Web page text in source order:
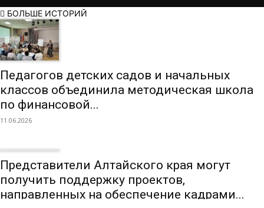
БОЛЬШЕ ИСТОРИЙ
Педагогов детских садов и начальных
классов объединила методическая школа
по финансовой...
11.06.2026
Представители Алтайского края могут
получить поддержку проектов,
направленных на обеспечение кадрами...